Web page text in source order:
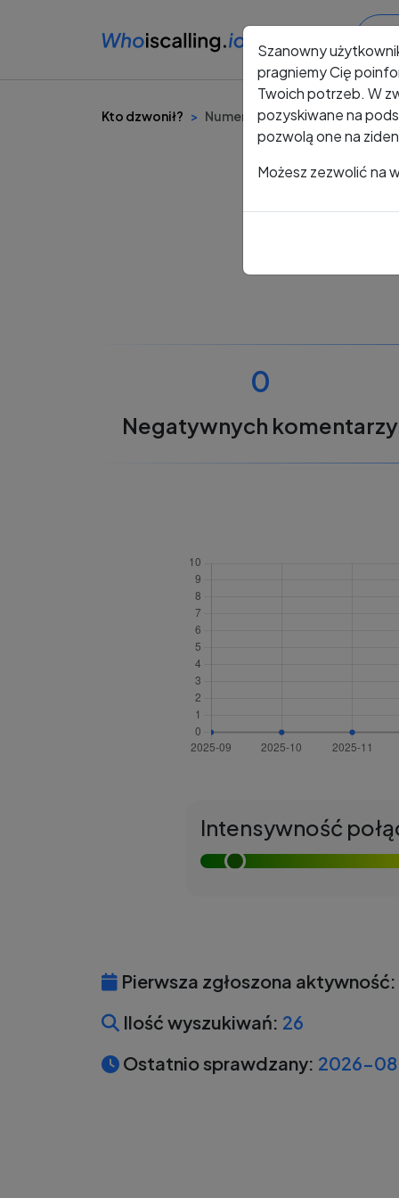
Kto dzwonił? Numer +48 661 252 171
0
Negatywnych komentarzy
Intensywność
Pierwsza zgłoszona aktywność:
Ilość wyszukiwań: 26
Ostatnio sprawdzany: 2026-
Szanowny
pragniemy Cię
Twoich potrzeb. W
pozyskiwane na
pozwolą one na
Możesz zezwolić na